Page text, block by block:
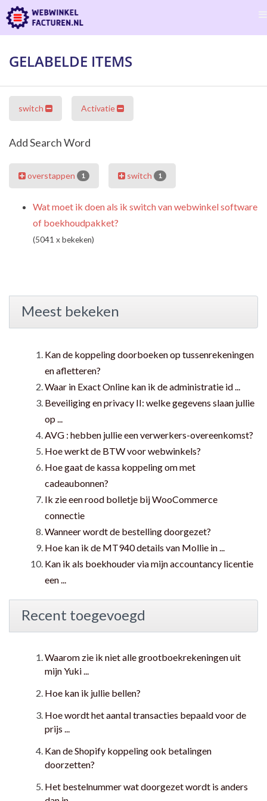
GELABELDE ITEMS
switch Activatie
Add Search Word
overstappen 1 switch 1
Wat moet ik doen als ik switch van webwinkel software
of boekhoudpakket?
(5041 x bekeken)
Meest bekeken
Kan de koppeling doorboeken op tussenrekeningen
en afletteren?
Waar in Exact Online kan ik de administratie id ...
Beveiliging en privacy II: welke gegevens slaan jullie
op ...
AVG : hebben jullie een verwerkers-overeenkomst?
Hoe werkt de BTW voor webwinkels?
Hoe gaat de kassa koppeling om met
cadeaubonnen?
Ik zie een rood bolletje bij WooCommerce
connectie
Wanneer wordt de bestelling doorgezet?
Hoe kan ik de MT940 details van Mollie in ...
Kan ik als boekhouder via mijn accountancy licentie
een ...
Recent toegevoegd
Waarom zie ik niet alle grootboekrekeningen uit
mijn Yuki ...
Hoe kan ik jullie bellen?
Hoe wordt het aantal transacties bepaald voor de
prijs ...
Kan de Shopify koppeling ook betalingen
doorzetten?
Het bestelnummer wat doorgezet wordt is anders